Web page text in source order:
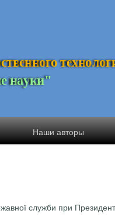
ственного технолог
е науки"
Наши авторы
служби при